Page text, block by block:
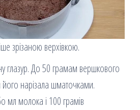
зрізаною верхівкою.
глазур. До 50 грамам вершкового
його нарізала шматочками.
мл молока і 100 грамів